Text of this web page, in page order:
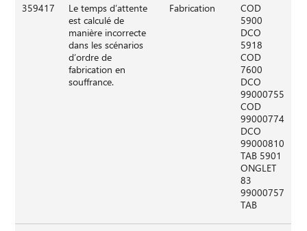
359417
Le temps d’attente
est calculé de
manière incorrecte
dans les scénarios
d’ordre de
fabrication en
souffrance.
Fabrication
COD
5900
DCO
5918
COD
7600
DCO
99000755
COD
99000774
DCO
99000810
TAB 5901
ONGLET
83
99000757
TAB